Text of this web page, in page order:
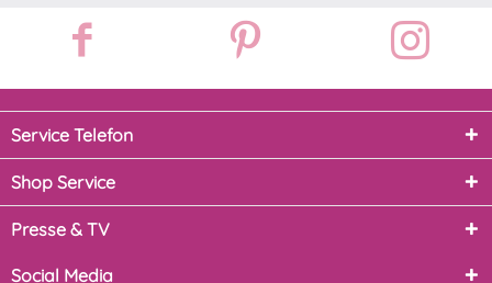
Service Telefon
Shop Service
Presse & TV
Social Media